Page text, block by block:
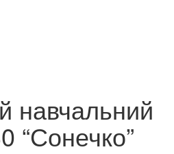
навчальний
“Сонечко”